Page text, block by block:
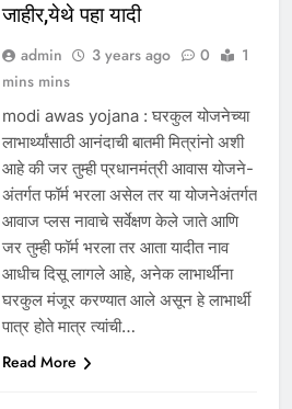
जाहीर,येथे पहा यादी
admin 3 years ago 0
1
mins mins
modi awas yojana : घरकुल योजनेच्या
लाभार्थ्यांसाठी आनंदाची बातमी मित्रांनो अशी
आहे की जर तुम्ही प्रधानमंत्री आवास योजने-
अंतर्गत फॉर्म भरला असेल तर या योजनेअंतर्गत
आवाज प्लस नावाचे सर्वेक्षण केले जाते आणि
जर तुम्ही फॉर्म भरला तर आता यादीत नाव
आधीच दिसू लागले आहे, अनेक लाभार्थींना
घरकुल मंजूर करण्यात आले असून हे लाभार्थी
पात्र होते मात्र त्यांची…
Read More